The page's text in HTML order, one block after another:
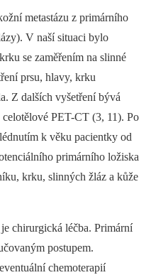
metastázu z primárního
V naší situaci bylo
se zaměřením na slinné
prsu, hlavy, krku
Z dalších vyšetření bývá
PET-CT (3, 11). Po
k věku pacientky od
primárního ložiska
krku, slinných žláz a kůže
chirurgická léčba. Primární
postupem.
chemoterapií